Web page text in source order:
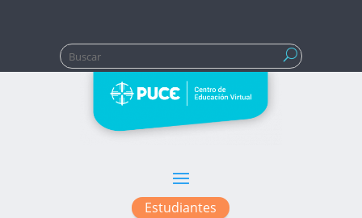
Buscar:
Estudiantes